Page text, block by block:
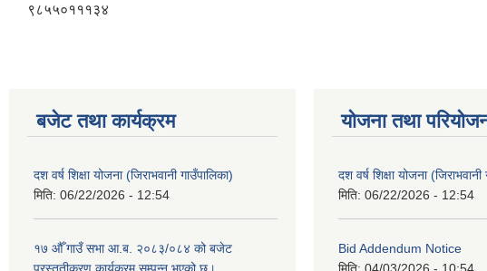
९८५५०१११३४
बजेट तथा कार्यक्रम
दश वर्ष शिक्षा योजना (जिराभवानी गाउँपालिका)
मिति: 06/22/2026 - 12:54
१७ औँ गाउँ सभा आ.ब. २०८३/०८४ को बजेट
प्रस्तुतीकरण कार्यक्रम सम्पन्न भएको छ।
योजना तथा
दश वर्ष शिक्षा योजना (जिराभवानी
मिति: 06/22/2026 - 12:54
Bid Addendum Notice
मिति: 04/03/2026 - 10:54